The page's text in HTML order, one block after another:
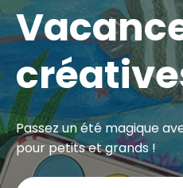
Passez un été magique
pour petits et grands !